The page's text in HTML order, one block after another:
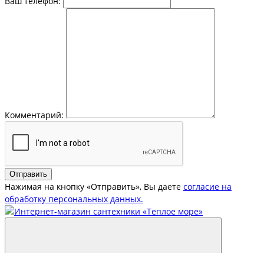
Комментарий:
Отправить
Нажимая на кнопку «Отправить», Вы даете согласие на
обработку персональных данных.